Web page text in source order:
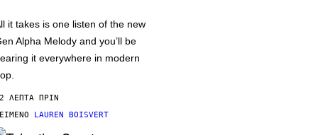
it takes is one listen of the new
Alpha Melody and you’ll be
it everywhere in modern
ΛΕΠΤΆ ΠΡΙΝ
LAUREN BOISVERT